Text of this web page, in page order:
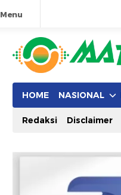
Menu
HOME NASIONAL
Redaksi Disclaimer